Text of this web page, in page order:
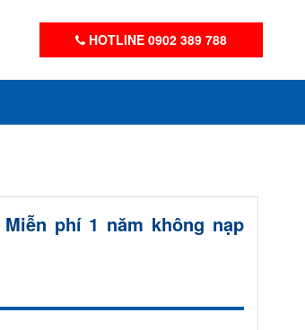
HOTLINE 0902 389 788
phí 1 năm không nạp